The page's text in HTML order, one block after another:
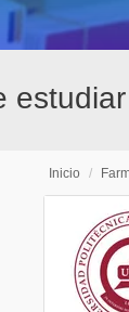
Inicio /